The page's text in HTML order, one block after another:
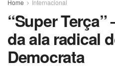
Home Internacional
“Super
da ala radical
Democrata